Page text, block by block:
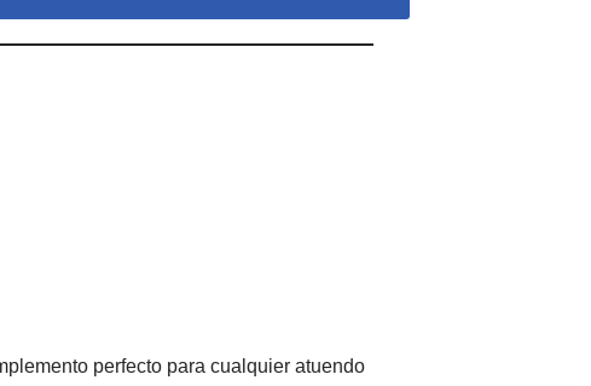
perfecto para cualquier atuendo